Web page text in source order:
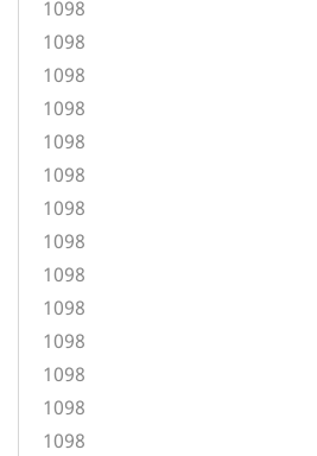
1098
1098
1098
1098
1098
1098
1098
1098
1098
1098
1098
1098
1098
1098